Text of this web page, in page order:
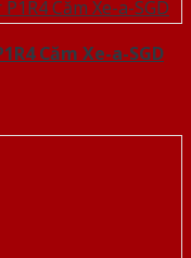
Căm Xe-a-SGD